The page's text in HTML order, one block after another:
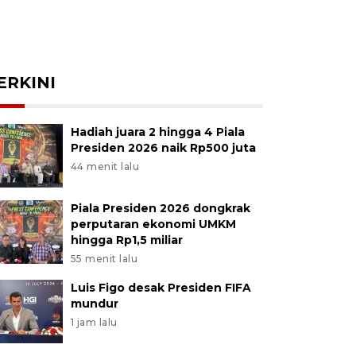
Hadiah juara 2 hingga 4 Piala
Presiden 2026 naik Rp500 juta
44 menit lalu
Piala Presiden 2026 dongkrak
perputaran ekonomi UMKM
hingga Rp1,5 miliar
55 menit lalu
Luis Figo desak Presiden FIFA
mundur
1 jam lalu